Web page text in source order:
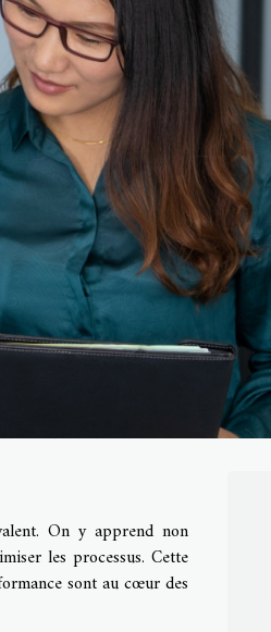
On y apprend non
les processus. Cette
sont au cœur des